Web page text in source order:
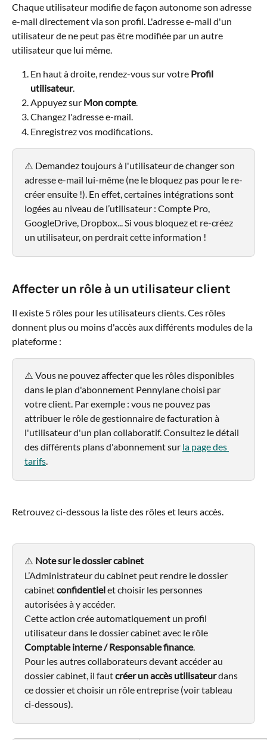
Chaque utilisateur modifie de façon autonome son adresse
e-mail directement via son profil. L'adresse e-mail d'un
utilisateur de ne peut pas être modifiée par un autre
utilisateur que lui même.
En haut à droite, rendez-vous sur votre Profil
utilisateur.
Appuyez sur Mon compte.
Changez l'adresse e-mail.
Enregistrez vos modifications.
⚠️ Demandez toujours à l'utilisateur de changer son
adresse e-mail lui-même (ne le bloquez pas pour le re-
créer ensuite !). En effet, certaines intégrations sont
logées au niveau de l’utilisateur : Compte Pro,
GoogleDrive, Dropbox... Si vous bloquez et re-créez
un utilisateur, on perdrait cette information !
Affecter un rôle à un utilisateur client
Il existe 5 rôles pour les utilisateurs clients. Ces rôles
donnent plus ou moins d'accès aux différents modules de la
plateforme :
⚠️ Vous ne pouvez affecter que les rôles disponibles
dans le plan d'abonnement Pennylane choisi par
votre client. Par exemple : vous ne pouvez pas
attribuer le rôle de gestionnaire de facturation à
l'utilisateur d'un plan collaboratif. Consultez le détail
des différents plans d'abonnement sur la page des
tarifs
Retrouvez ci-dessous la liste des rôles et leurs accès.
⚠️ Note sur le dossier cabinet
L’Administrateur du cabinet peut rendre le dossier
cabinet confidentiel et choisir les personnes
autorisées à y accéder.
Cette action crée automatiquement un profil
utilisateur dans le dossier cabinet avec le rôle
Comptable interne / Responsable finance.
Pour les autres collaborateurs devant accéder au
dossier cabinet, il faut créer un accès utilisateur dans
ce dossier et choisir un rôle entreprise (voir tableau
ci-dessous).